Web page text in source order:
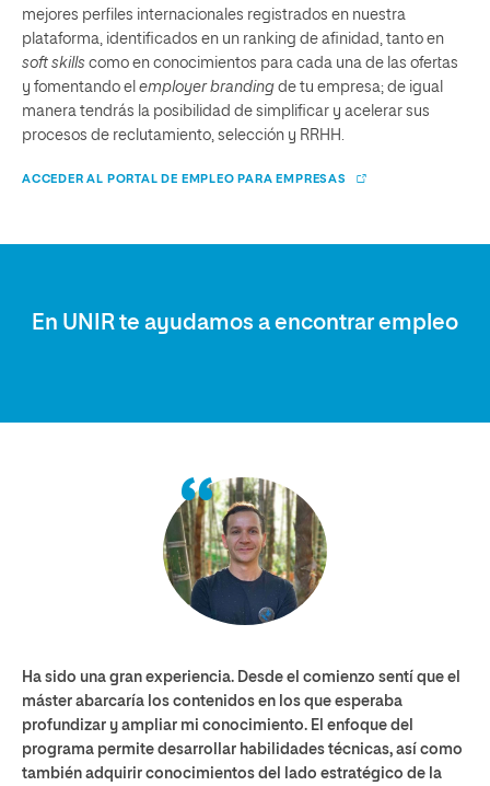
mejores perfiles internacionales registrados en nuestra
plataforma, identificados en un ranking de afinidad, tanto en
soft skills como en conocimientos para cada una de las ofertas
y fomentando el employer branding de tu empresa; de igual
manera tendrás la posibilidad de simplificar y acelerar sus
procesos de reclutamiento, selección y RRHH.
ACCEDER AL PORTAL DE EMPLEO PARA EMPRESAS
En UNIR te ayudamos a encontrar empleo
Ha sido una gran experiencia. Desde el comienzo sentí que el
máster abarcaría los contenidos en los que esperaba
profundizar y ampliar mi conocimiento. El enfoque del
programa permite desarrollar habilidades técnicas, así como
también adquirir conocimientos del lado estratégico de la